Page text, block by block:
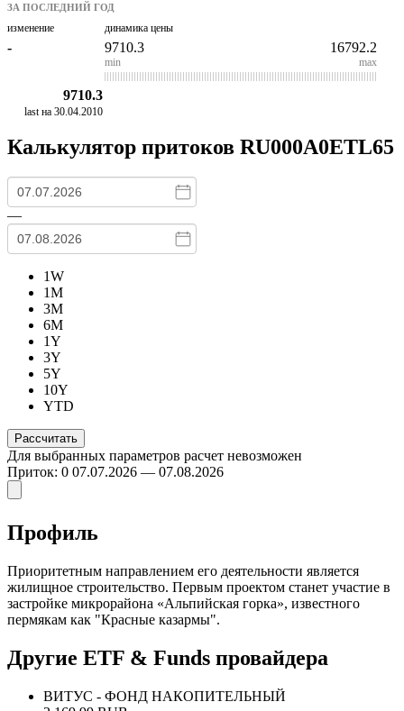
ЗА ПОСЛЕДНИЙ ГОД
изменение
-
динамика цены
9710.3
min
16792.2
max
9710.3
last на 30.04.2010
Калькулятор притоков RU000A0ETL65
—
1W
1M
3M
6M
1Y
3Y
5Y
10Y
YTD
Для выбранных параметров расчет невозможен
Приток: 0 07.07.2026 — 07.08.2026
Профиль
Приоритетным направлением его деятельности является
жилищное строительство. Первым проектом станет участие в
застройке микрорайона «Альпийская горка», известного
пермякам как "Красные казармы".
Другие ETF & Funds провайдера
ВИТУС - ФОНД НАКОПИТЕЛЬНЫЙ